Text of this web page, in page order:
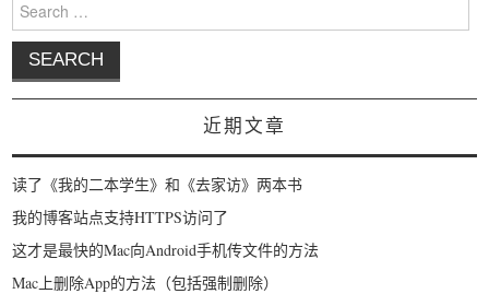
近期文章
读了《我的二本学生》和《去家访》两本书
我的博客站点支持HTTPS访问了
这才是最快的Mac向Android手机传文件的方法
Mac上删除App的方法（包括强制删除）